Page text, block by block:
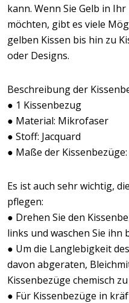
kann. Wenn Sie Gelb in
möchten, gibt es viele
gelben Kissen bis hin zu
oder Designs.
Beschreibung der
● 1 Kissenbezug
● Material: Mikrofaser
● Stoff: Jacquard
● Maße der Kissenbezüge:
Es ist auch sehr wichtig,
pflegen:
● Drehen Sie den
links und waschen Sie ihn
● Um die Langlebigkeit
davon abgeraten,
Kissenbezüge chemisch
● Für Kissenbezüge in